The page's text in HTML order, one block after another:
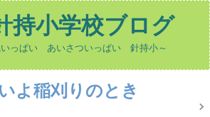
持小学校ブログ
っぱい あいさついっぱい 針持小～
よ稲刈りのとき